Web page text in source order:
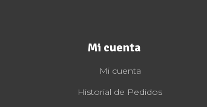
Mi cuenta
Mi cuenta
Historial de Pedidos